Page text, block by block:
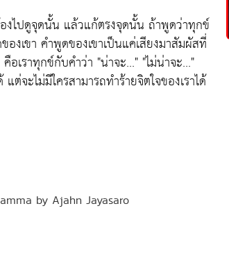
งไปดูจุดนั้น แล้วแก้ตรงจุดนั้น ถ้าพูดว่าทุกข์
งเขา คำพูดของเขาเป็นแค่เสียงมาสัมผัสที่
อเราทุกข์กับคำว่า "น่าจะ..." "ไม่น่าจะ..."
ต่จะไม่มีใครสามารถทำร้ายจิตใจของเราได้
by Ajahn Jayasaro